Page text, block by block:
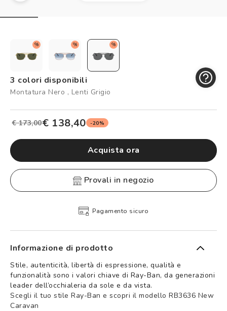
Controllo visivo
Logout
% % %
3 colori disponibili
Montatura Nero , Lenti Grigio
€ 173,00€ 138,40 -20%
Acquista ora
provali in negozio
Pagamento sicuro
Informazione di prodotto
Stile, autenticità, libertà di espressione, qualità e
funzionalità sono i valori chiave di Ray-Ban, da generazioni
leader dell’occhialeria da sole e da vista.
Scegli il tuo stile Ray-Ban e scopri il modello RB3636 New
Caravan